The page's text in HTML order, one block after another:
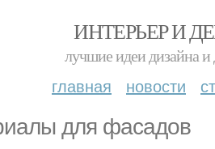
ИНТЕРЬЕР И
лучшие идеи дизайна и
главная новости
для фасадов